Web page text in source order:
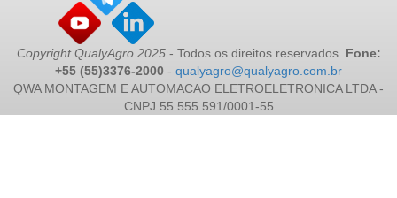
Copyright QualyAgro 2025 - Todos os direitos reservados. Fone:
+55 (55)3376-2000 - qualyagro@qualyagro.com.br
QWA MONTAGEM E AUTOMACAO ELETROELETRONICA LTDA -
CNPJ 55.555.591/0001-55